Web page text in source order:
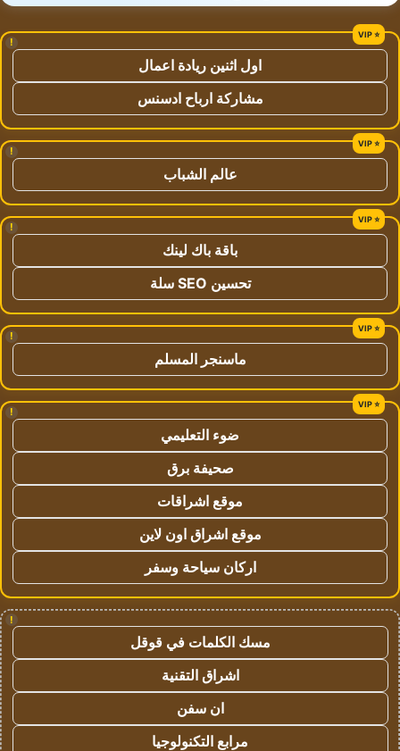
!
اول اثنين ريادة اعمال
مشاركة ارباح ادسنس
!
عالم الشباب
!
باقة باك لينك
تحسين SEO سلة
!
ماسنجر المسلم
!
ضوء التعليمي
صحيفة برق
موقع اشراقات
موقع اشراق اون لاين
اركان سياحة وسفر
!
مسك الكلمات في قوقل
اشراق التقنية
ان سفن
مرابع التكنولوجيا